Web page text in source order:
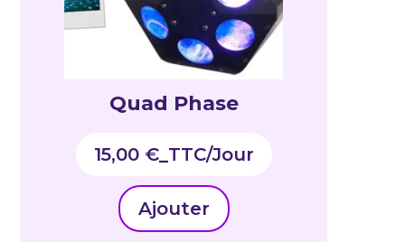
Quad Phase
15,00 €_TTC
Ajouter